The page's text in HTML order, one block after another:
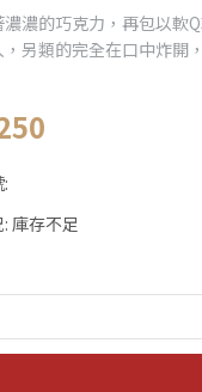
濃濃的巧克力，再包以軟
，另類的完全在口中炸開
庫存不足